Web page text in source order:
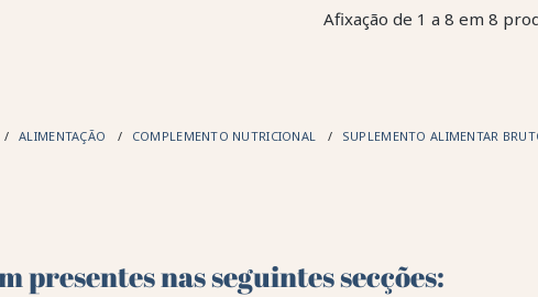
Afixação de 1 a 8 em 8
ALIMENTAÇÃO COMPLEMENTO NUTRICIONAL SUPLEMENTO ALIMENTAR
presentes nas seguintes secções: